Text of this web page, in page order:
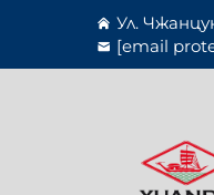
Ул.
[email